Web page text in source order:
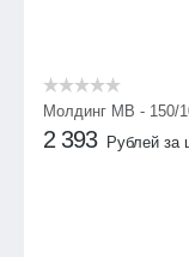
Молдинг МВ - 150/
2 393 Рублей за